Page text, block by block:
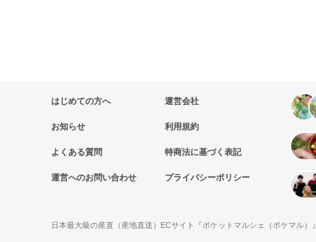
はじめての方へ
お知らせ
よくある質問
運営へのお問い合わせ
運営会社
利用規約
特商法に基づく表記
プライバシーポリシー
日本最大級の産直（産地直送）ECサイト『ポケットマルシェ（ポケマル）』